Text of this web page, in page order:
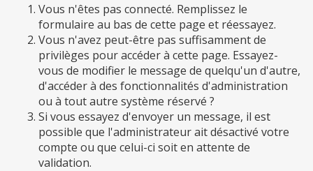
Vous n'êtes pas connecté. Remplissez le
formulaire au bas de cette page et réessayez.
Vous n'avez peut-être pas suffisamment de
privilèges pour accéder à cette page. Essayez-
vous de modifier le message de quelqu'un d'autre,
d'accéder à des fonctionnalités d'administration
ou à tout autre système réservé ?
Si vous essayez d'envoyer un message, il est
possible que l'administrateur ait désactivé votre
compte ou que celui-ci soit en attente de
validation.